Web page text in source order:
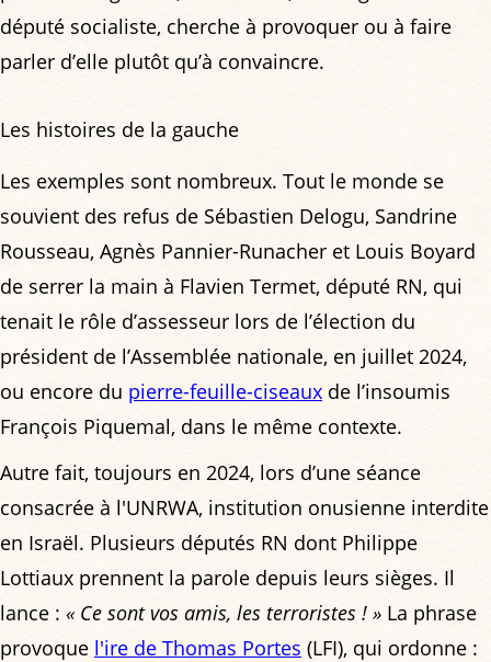
député socialiste, cherche à provoquer ou à faire
parler d’elle plutôt qu’à convaincre.
Les histoires de la gauche
Les exemples sont nombreux. Tout le monde se
souvient des refus de Sébastien Delogu, Sandrine
Rousseau, Agnès Pannier-Runacher et Louis Boyard
de serrer la main à Flavien Termet, député RN, qui
tenait le rôle d’assesseur lors de l’élection du
président de l’Assemblée nationale, en juillet 2024,
ou encore du pierre-feuille-ciseaux de l’insoumis
François Piquemal, dans le même contexte.
Autre fait, toujours en 2024, lors d’une séance
consacrée à l'UNRWA, institution onusienne interdite
en Israël. Plusieurs députés RN dont Philippe
Lottiaux prennent la parole depuis leurs sièges. Il
lance : « Ce sont vos amis, les terroristes ! » La phrase
provoque l'ire de Thomas Portes (LFI), qui ordonne :